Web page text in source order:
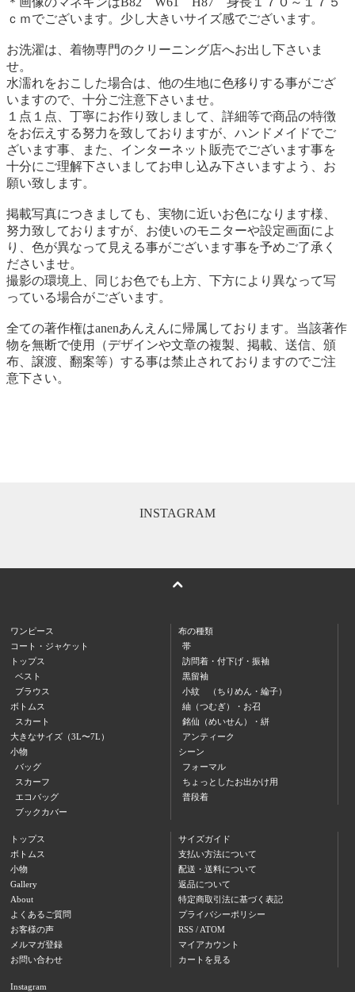
ｃｍでございます。少し大きいサイズ感でございます。
お洗濯は、着物専門のクリーニング店へお出し下さいま
せ。
水濡れをおこした場合は、他の生地に色移りする事がござ
いますので、十分ご注意下さいませ。
１点１点、丁寧にお作り致しまして、詳細等で商品の特徴
をお伝えする努力を致しておりますが、ハンドメイドでご
ざいます事、また、インターネット販売でございます事を
十分にご理解下さいましてお申し込み下さいますよう、お
願い致します。
掲載写真につきましても、実物に近いお色になります様、
努力致しておりますが、お使いのモニターや設定画面によ
り、色が異なって見える事がございます事を予めご了承く
ださいませ。
撮影の環境上、同じお色でも上方、下方により異なって写
っている場合がございます。
全ての著作権はanenあんえんに帰属しております。当該著作
物を無断で使用（デザインや文章の複製、掲載、送信、頒
布、譲渡、翻案等）する事は禁止されておりますのでご注
意下さい。
INSTAGRAM
ワンピース
コート・ジャケット
トップス
ベスト
ブラウス
ボトムス
スカート
大きなサイズ（3L〜7L）
小物
バッグ
スカーフ
エコバッグ
ブックカバー
布の種類
帯
訪問着・付下げ・振袖
黒留袖
小紋 （ちりめん・綸子）
紬（つむぎ）・お召
銘仙（めいせん）・絣
アンティーク
シーン
フォーマル
ちょっとしたお出かけ用
普段着
トップス
ボトムス
小物
Gallery
About
よくあるご質問
お客様の声
メルマガ登録
お問い合わせ
サイズガイド
支払い方法について
配送・送料について
返品について
特定商取引法に基づく表記
プライバシーポリシー
RSS/ ATOM
マイアカウント
カートを見る
Instagram